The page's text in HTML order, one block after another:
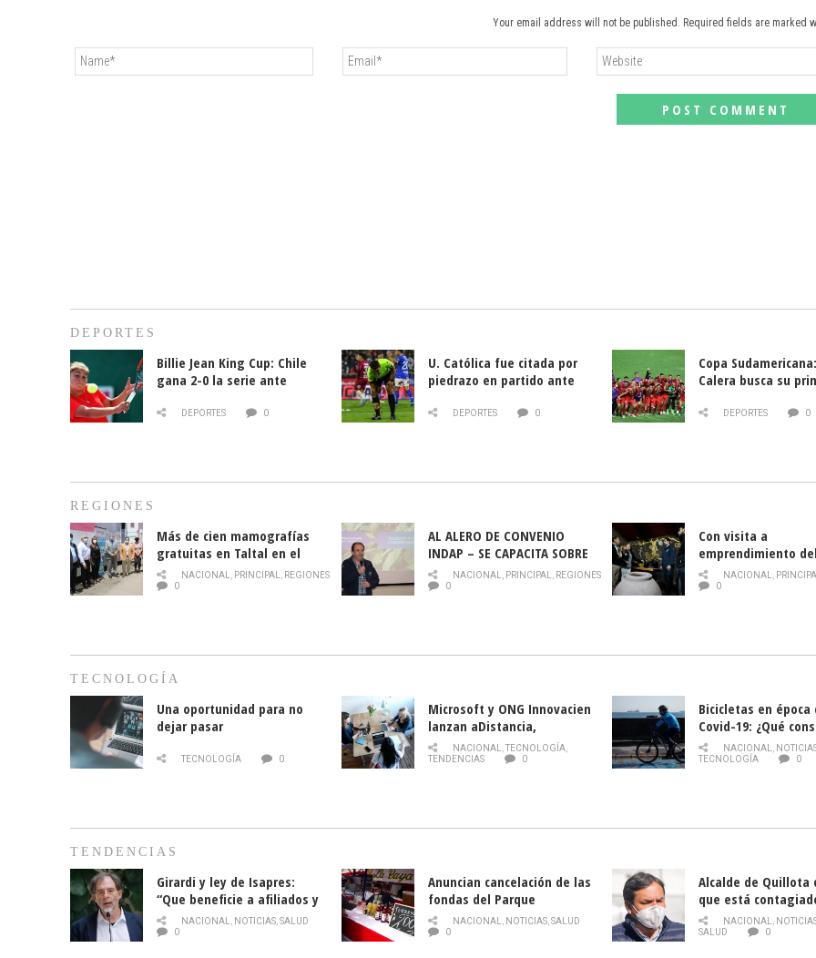
Your email address will not be published. Required fields are marked
DEPORTES
Billie Jean King Cup: Chile
gana 2-0 la serie ante
DEPORTES 0
U. Católica fue citada por
piedrazo en partido ante
DEPORTES 0
Copa
Calera busca su
DEPORTES 0
REGIONES
Más de cien mamografías
gratuitas en Taltal en el
mes de la prevención del
cáncer de mama
NACIONAL, PRINCIPAL, REGIONES
0
AL ALERO DE CONVENIO
INDAP – SE CAPACITA SOBRE
PLAGA DROSOPHILA SUZUKII
NACIONAL, PRINCIPAL, REGIONES
0
Con visita a
emprendimiento
y llamado al
historia campesina
NACIONAL,
0
TECNOLOGÍA
Una oportunidad para no
dejar pasar
TECNOLOGÍA 0
Microsoft y ONG Innovacien
lanzan aDistancia,
plataforma con cursos
gratuitos online sobre
NACIONAL,TECNOLOGÍA,
TENDENCIAS
0
Bicicletas en época
Covid-19: ¿Qué
momento de
NACIONAL,
TECNOLOGÍA
0
TENDENCIAS
Girardi y ley de Isapres:
“Que beneficie a afiliados y
no legalice el abuso”
NACIONAL, NOTICIAS,SALUD
0
Anuncian cancelación de las
fondas del Parque
O’Higgins debido al
coronavirus
NACIONAL, NOTICIAS,SALUD
0
Alcalde de Quillota
que está
COVID-19
NACIONAL,
SALUD
0